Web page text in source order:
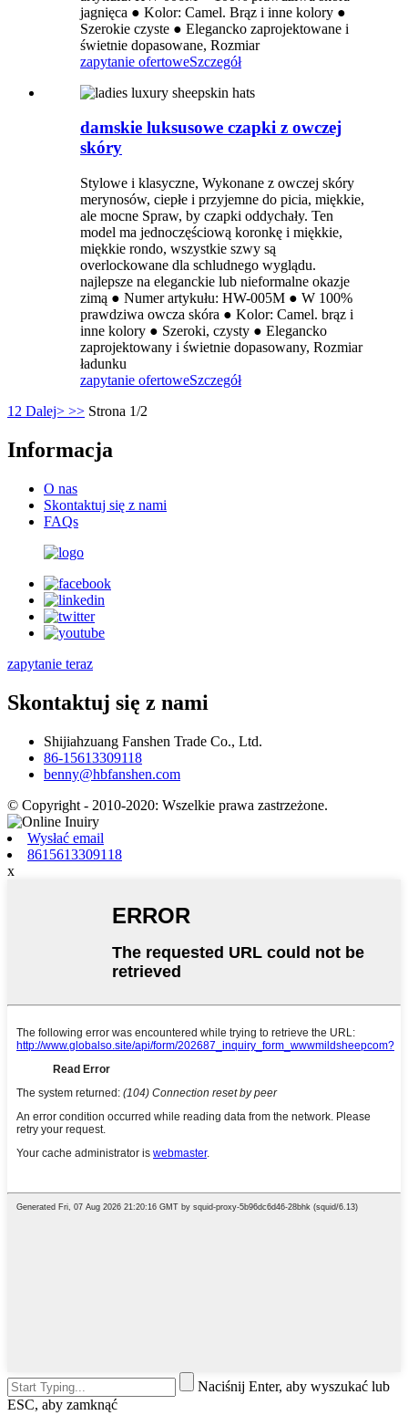
jagnięca ● Kolor: Camel. Brąz i inne kolory ●
Szerokie czyste ● Elegancko zaprojektowane i
świetnie dopasowane, Rozmiar
zapytanie ofertoweSzczegół
damskie luksusowe czapki z owczej
skóry
Stylowe i klasyczne, Wykonane z owczej skóry
merynosów, ciepłe i przyjemne do picia, miękkie,
ale mocne Spraw, by czapki oddychały. Ten
model ma jednoczęściową koronkę i miękkie,
miękkie rondo, wszystkie szwy są
overlockowane dla schludnego wyglądu.
najlepsze na eleganckie lub nieformalne okazje
zimą ● Numer artykułu: HW-005M ● W 100%
prawdziwa owcza skóra ● Kolor: Camel. brąz i
inne kolory ● Szeroki, czysty ● Elegancko
zaprojektowany i świetnie dopasowany, Rozmiar
ładunku
zapytanie ofertoweSzczegół
1 2 Dalej> >> Strona 1/2
Informacja
O nas
Skontaktuj się z nami
FAQs
zapytanie teraz
Skontaktuj się z nami
Shijiahzuang Fanshen Trade Co., Ltd.
86-15613309118
benny@hbfanshen.com
© Copyright - 2010-2020: Wszelkie prawa zastrzeżone.
Wysłać email
8615613309118
x
Naciśnij Enter, aby wyszukać lub
ESC, aby zamknąć